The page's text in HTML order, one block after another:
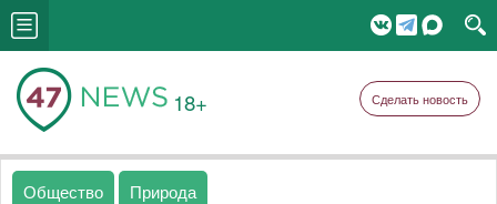
18+ Сделать новость
Общество Природа